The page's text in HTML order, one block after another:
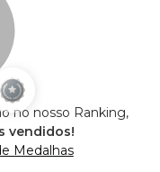
no nosso Ranking,
vendidos!
Medalhas